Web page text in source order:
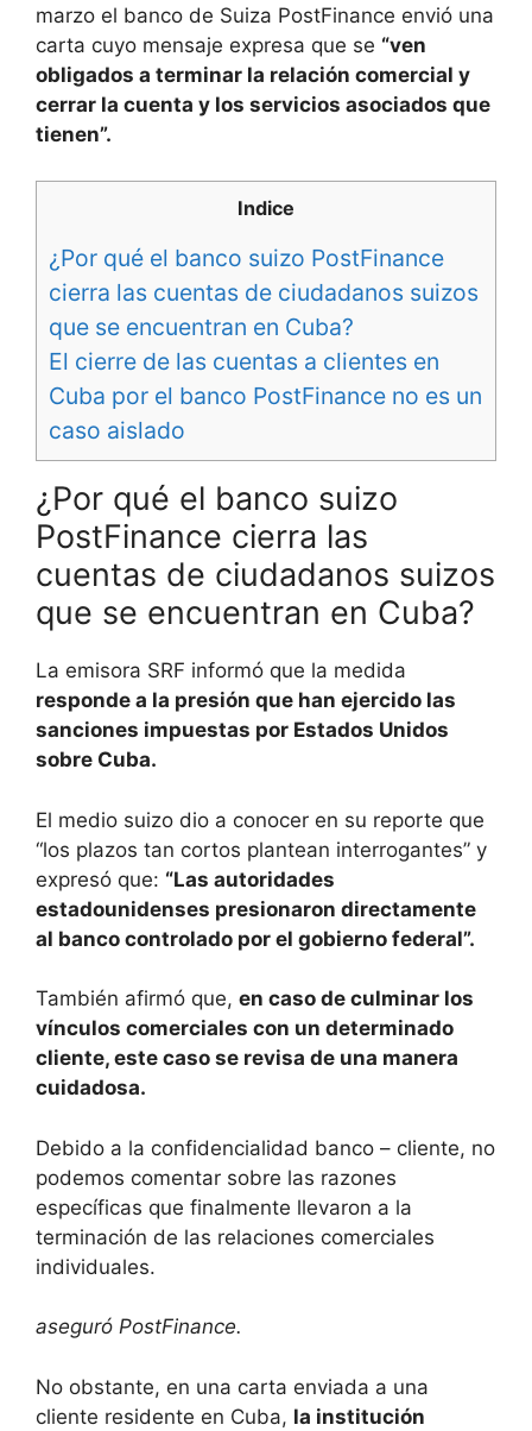
marzo el banco de Suiza PostFinance envió una
carta cuyo mensaje expresa que se “ven
obligados a terminar la relación comercial y
cerrar la cuenta y los servicios asociados que
tienen”.
Indice
¿Por qué el banco suizo PostFinance
cierra las cuentas de ciudadanos suizos
que se encuentran en Cuba?
El cierre de las cuentas a clientes en
Cuba por el banco PostFinance no es un
caso aislado
¿Por qué el banco suizo
PostFinance cierra las
cuentas de ciudadanos suizos
que se encuentran en Cuba?
La emisora SRF informó que la medida
responde a la presión que han ejercido las
sanciones impuestas por Estados Unidos
sobre Cuba.
El medio suizo dio a conocer en su reporte que
“los plazos tan cortos plantean interrogantes” y
expresó que: “Las autoridades
estadounidenses presionaron directamente
al banco controlado por el gobierno federal”.
También afirmó que, en caso de culminar los
vínculos comerciales con un determinado
cliente, este caso se revisa de una manera
cuidadosa.
Debido a la confidencialidad banco – cliente, no
podemos comentar sobre las razones
específicas que finalmente llevaron a la
terminación de las relaciones comerciales
individuales.
aseguró PostFinance.
No obstante, en una carta enviada a una
cliente residente en Cuba, la institución